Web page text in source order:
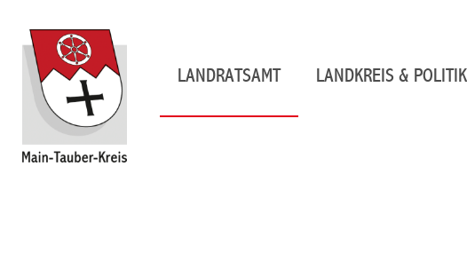
LANDRATSAMT LANDKREIS & POLITIK